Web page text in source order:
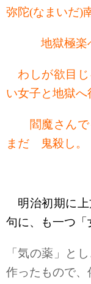
弥陀(なまいだ)
地獄極楽へ
わしが欲目
い女子と地獄へ
閻魔さん
まだ 鬼殺し。
明治初期に上
句に、も一つ「
「気の薬」と
作ったもので、